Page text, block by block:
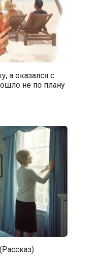
а оказался с
не по плану